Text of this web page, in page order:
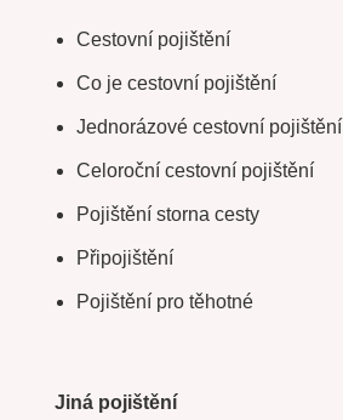
Cestovní pojištění
Co je cestovní pojištění
Jednorázové cestovní pojištění
Celoroční cestovní pojištění
Pojištění storna cesty
Připojištění
Pojištění pro těhotné
Jiná pojištění